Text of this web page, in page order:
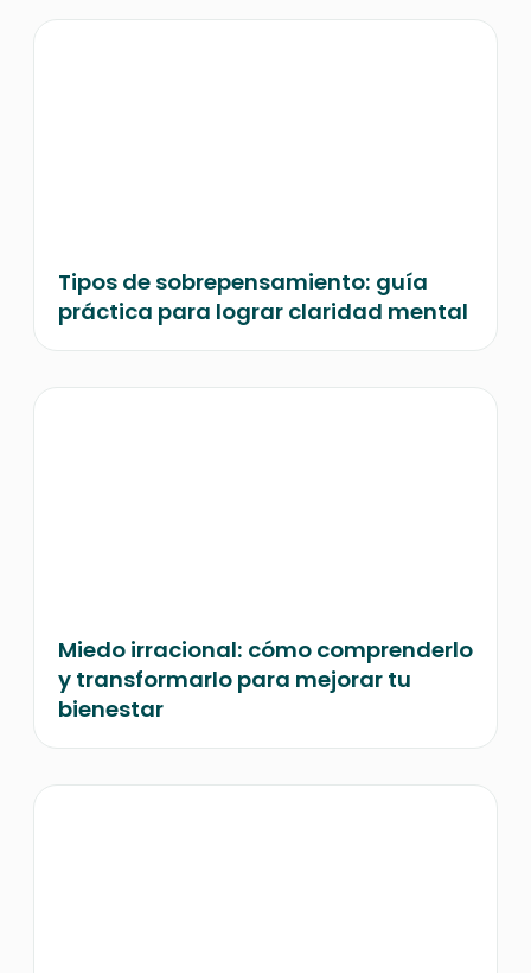
Tipos de sobrepensamiento: guía
práctica para lograr claridad mental
Miedo irracional: cómo comprenderlo
y transformarlo para mejorar tu
bienestar